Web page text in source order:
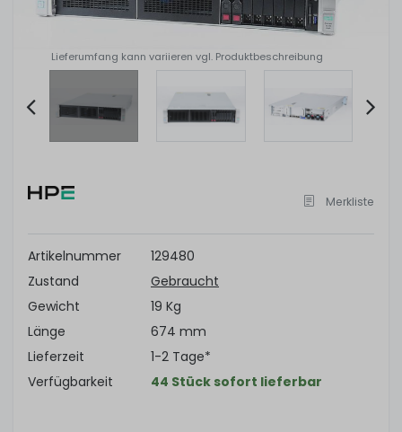
Lieferumfang kann variieren vgl. Produktbeschreibung
of
Merkliste
Artikelnummer
129480
Zustand
Gebraucht
Gewicht
19 Kg
Länge
674 mm
Lieferzeit
1-2 Tage*
Verfügbarkeit
44 Stück sofort lieferbar